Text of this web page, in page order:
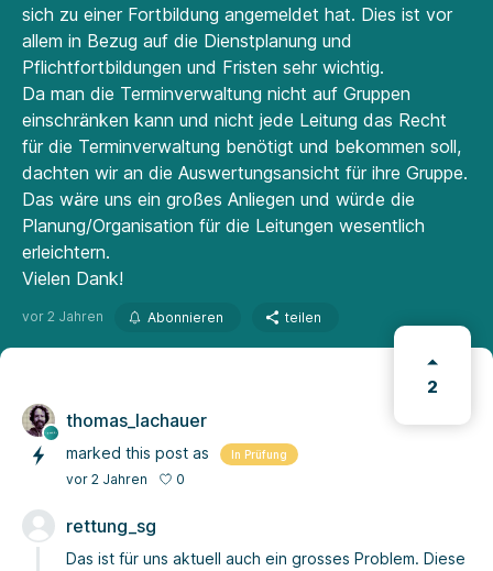
sich zu einer Fortbildung angemeldet hat. Dies ist vor
allem in Bezug auf die Dienstplanung und
Pflichtfortbildungen und Fristen sehr wichtig.
Da man die Terminverwaltung nicht auf Gruppen
einschränken kann und nicht jede Leitung das Recht
für die Terminverwaltung benötigt und bekommen soll,
dachten wir an die Auswertungsansicht für ihre Gruppe.
Das wäre uns ein großes Anliegen und würde die
Planung/Organisation für die Leitungen wesentlich
erleichtern.
Vielen Dank!
vor 2 Jahren Abonnieren teilen
2
thomas_lachauer
marked this post as In Prüfung
vor 2 Jahren 0
rettung_sg
Das ist für uns aktuell auch ein grosses Problem. Diese